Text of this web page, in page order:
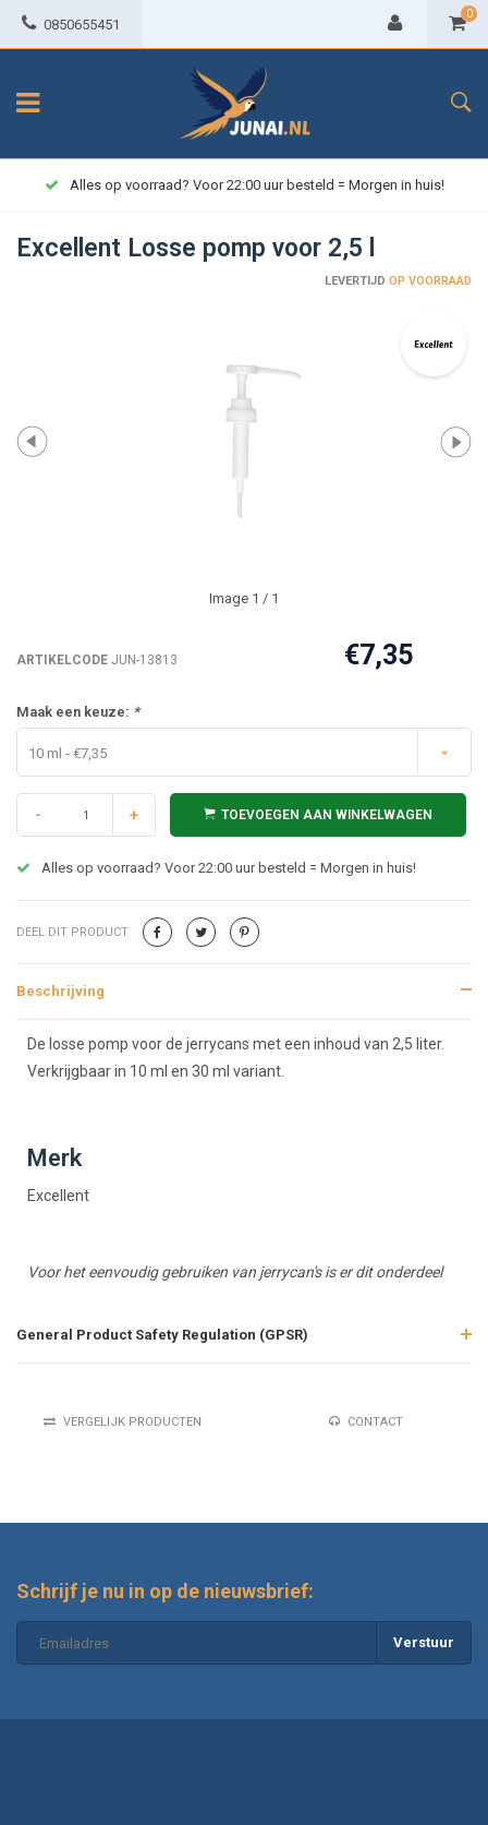
0850655451
0
Alles op voorraad? Voor 22:00 uur besteld = Morgen in huis!
Excellent Losse pomp voor 2,5 l
LEVERTIJD OP VOORRAAD
Image 1 / 1
ARTIKELCODE JUN-13813 €7,35
Maak een keuze: *
10 ml - €7,35
- + TOEVOEGEN AAN WINKELWAGEN
Alles op voorraad? Voor 22:00 uur besteld = Morgen in huis!
DEEL DIT PRODUCT
Beschrijving
Beschrijving
De losse pomp voor de jerrycans met een inhoud van 2,5 liter.
Verkrijgbaar in 10 ml en 30 ml variant.
Merk
Excellent
Voor het eenvoudig gebruiken van jerrycan's is er dit onderdeel
General Product Safety Regulation (GPSR)
VERGELIJK PRODUCTEN CONTACT
Schrijf je nu in op de nieuwsbrief:
Verstuur